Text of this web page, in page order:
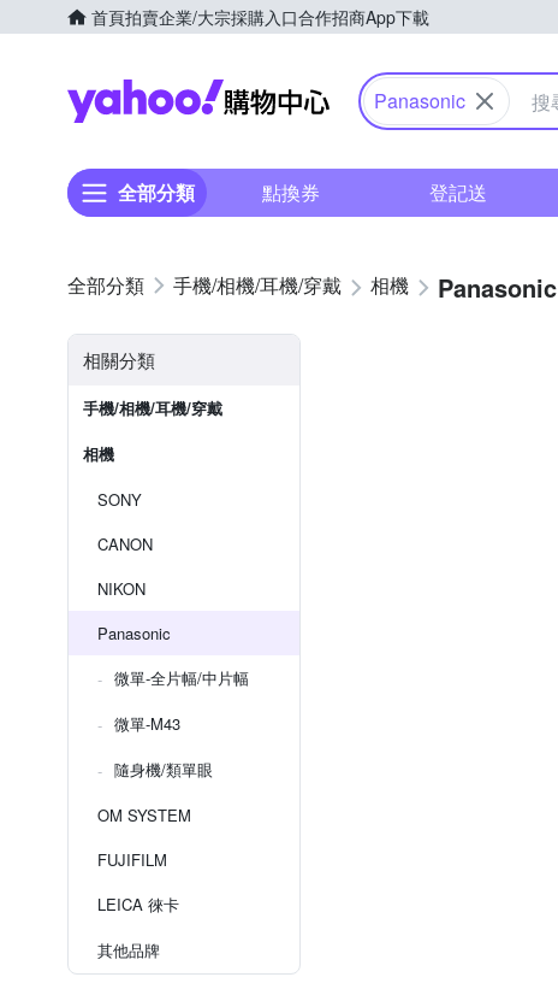
首頁拍賣企業/大宗採購入口合作招商App下載
Yahoo購物中心
Panasonic
全部分類 點換券 登記送
手機/相機/耳機/穿戴 相機 Panasonic
相關分類
手機/相機/耳機/穿戴
相機
SONY
CANON
NIKON
Panasonic
微單-全片幅/中片幅
微單-M43
隨身機/類單眼
OM SYSTEM
FUJIFILM
LEICA 徠卡
其他品牌